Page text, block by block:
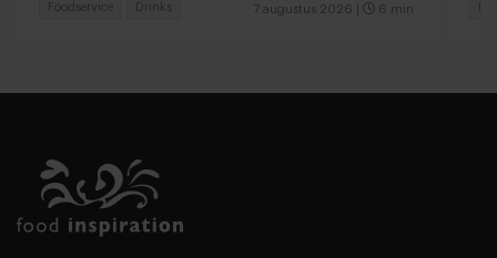
7 augustus 2026 6 min
Foodservice Drinks